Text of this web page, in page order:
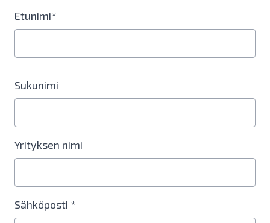
Etunimi*
Sukunimi
Yrityksen nimi
Sähköposti *